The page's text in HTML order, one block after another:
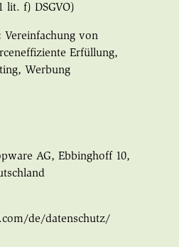
lit. f) DSGVO)
Vereinfachung von
Erfüllung,
Werbung
AG, Ebbinghoff 10,
de/datenschutz/